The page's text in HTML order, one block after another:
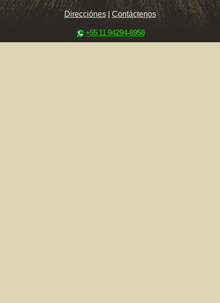
Direcciónes| Contáctenos
+55 11 94294-8956